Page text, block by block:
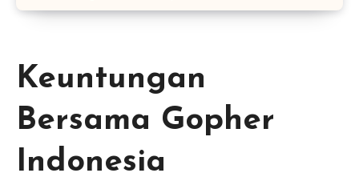
Keuntungan
Bersama Gopher
Indonesia